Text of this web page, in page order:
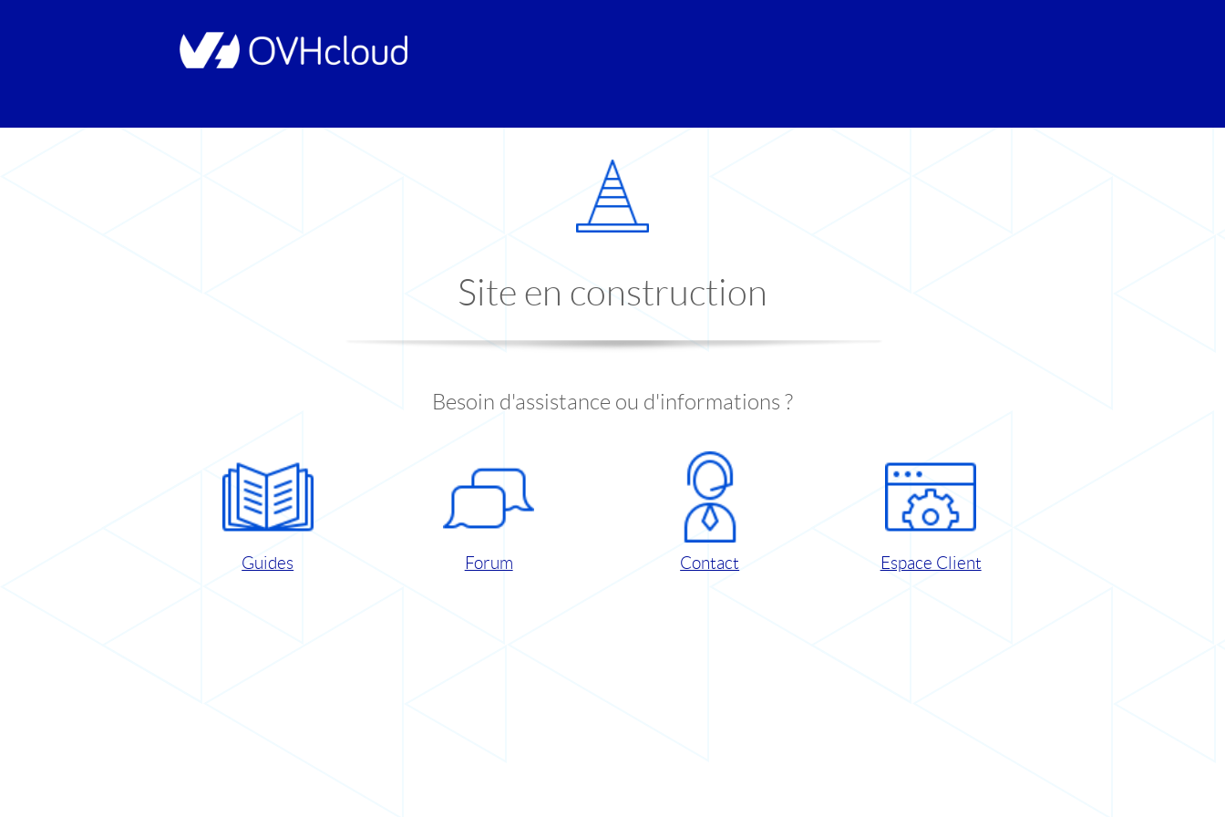
Site en construction
Besoin d'assistance ou d'informations ?
Guides Forum Contact Espace Client